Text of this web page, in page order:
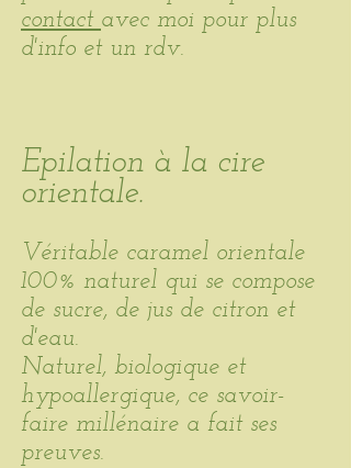
contact avec moi pour plus
d'info et un rdv.
Epilation à la cire
orientale.
Véritable caramel orientale
100% naturel qui se compose
de sucre, de jus de citron et
d'eau.
Naturel, biologique et
hypoallergique, ce savoir-
faire millénaire a fait ses
preuves.